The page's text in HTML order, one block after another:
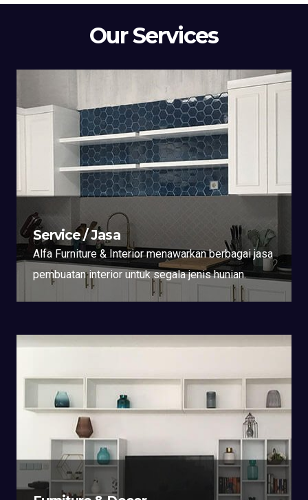
Our Services
Service / Jasa
Alfa Furniture & Interior menawarkan berbagai jasa
pembuatan interior untuk segala jenis hunian.